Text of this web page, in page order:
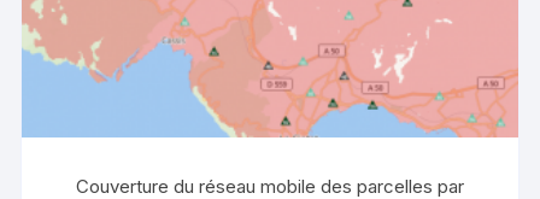
Couverture du réseau mobile des parcelles par